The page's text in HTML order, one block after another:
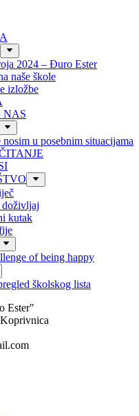
2024 – Đuro Ester
naše škole
izložbe
NAS
nosim u posebnim situacijama
kutak
of being happy
školskog lista
Ester"